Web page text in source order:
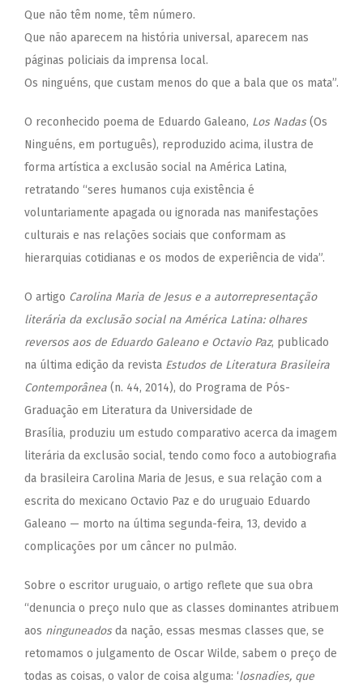
Que não têm nome, têm número.
Que não aparecem na história universal, aparecem nas
páginas policiais da imprensa local.
Os ninguéns, que custam menos do que a bala que os mata”.
O reconhecido poema de Eduardo Galeano, Los Nadas(Os
Ninguéns, em português), reproduzido acima, ilustra de
forma artística a exclusão social na América Latina,
retratando “seres humanos cuja existência é
voluntariamente apagada ou ignorada nas manifestações
culturais e nas relações sociais que conformam as
hierarquias cotidianas e os modos de experiência de vida”.
O artigo Carolina Maria de Jesus e a autorrepresentação
literária da exclusão social na América Latina: olhares
reversos aos de Eduardo Galeano e Octavio Paz, publicado
na última edição da revista Estudos de Literatura Brasileira
Contemporânea (n. 44, 2014), do Programa de Pós-
Graduação em Literatura da Universidade de
Brasília, produziu um estudo comparativo acerca da imagem
literária da exclusão social, tendo como foco a autobiografia
da brasileira Carolina Maria de Jesus, e sua relação com a
escrita do mexicano Octavio Paz e do uruguaio Eduardo
Galeano — morto na última segunda-feira, 13, devido a
complicações por um câncer no pulmão.
Sobre o escritor uruguaio, o artigo reflete que sua obra
“denuncia o preço nulo que as classes dominantes atribuem
aos ninguneadosda nação, essas mesmas classes que, se
retomamos o julgamento de Oscar Wilde, sabem o preço de
todas as coisas, o valor de coisa alguma: ‘losnadies, que